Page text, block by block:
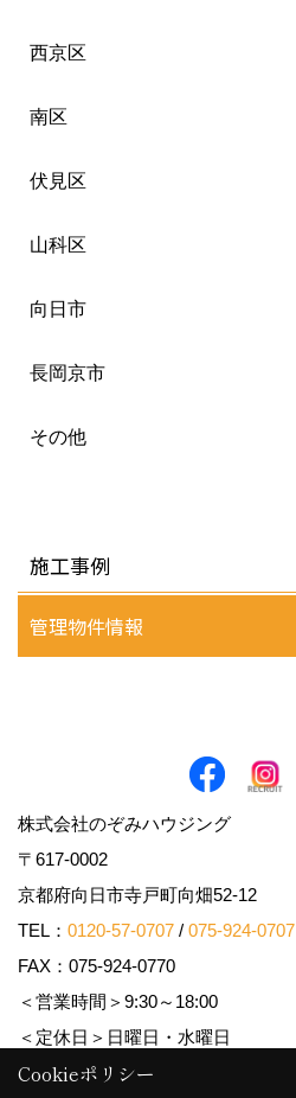
西京区
南区
伏見区
山科区
向日市
長岡京市
その他
施工事例
管理物件情報
株式会社のぞみハウジング
〒617-0002
京都府向日市寺戸町向畑52-12
TEL： 0120-57-0707 / 075-924-0707
FAX：075-924-0770
＜営業時間＞9:30～18:00
＜定休日＞日曜日・水曜日
Cookieポリシー